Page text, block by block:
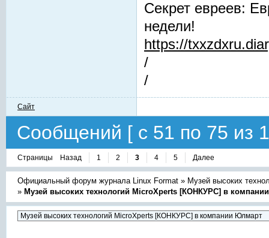
Секрет евреев:
недели!
https://
/
/
Сайт
Сообщений [ с 51 по 75 из
Страницы Назад 1 2 3 4 5 Далее
Официальный форум журнала Linux Format » Музей высоких
» Музей высоких технологий MicroXperts [КОНКУРС] в